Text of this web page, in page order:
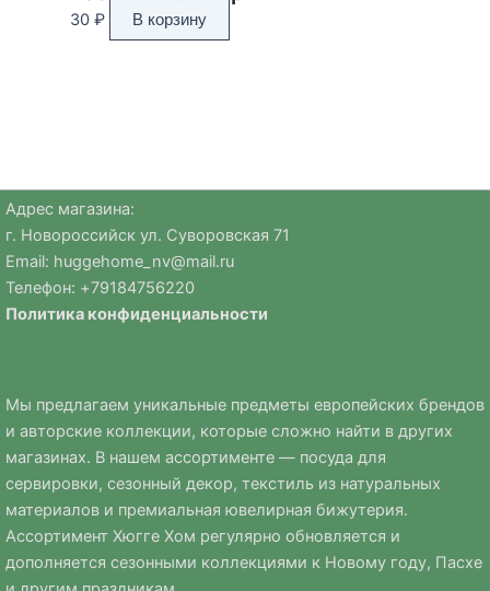
30 ₽ В корзину
Адрес магазина:
г. Новороссийск ул. Суворовская 71
Email: huggehome_nv@mail.ru
Телефон: +79184756220
Политика конфиденциальности
Мы предлагаем уникальные предметы европейских брендов
и авторские коллекции, которые сложно найти в других
магазинах. В нашем ассортименте — посуда для
сервировки, сезонный декор, текстиль из натуральных
материалов и премиальная ювелирная бижутерия.
Ассортимент Хюгге Хом регулярно обновляется и
дополняется сезонными коллекциями к Новому году, Пасхе